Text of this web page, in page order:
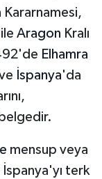
ile Aragon Kralı
Elhamra
İspanya'da
mensup veya
terk